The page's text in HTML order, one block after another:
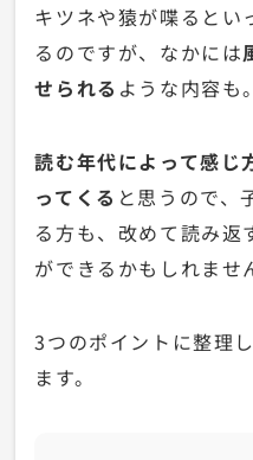
キツネや猿が喋るとい
るのですが、なかには
せられる ような内容も。
読む年代によって感じ
ってくる と思うので、
る方も、改めて読み返
ができるかもしれませ
3つのポイントに整理
ます。